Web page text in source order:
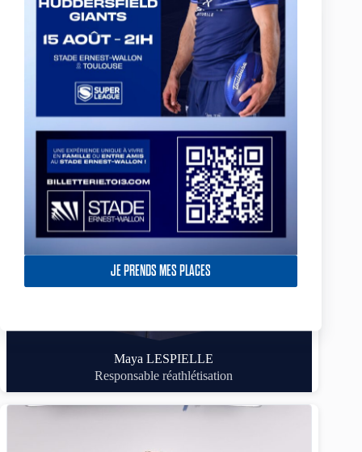
JE PRENDS MES PLACES
Maya LESPIELLE
Responsable réathlétisation